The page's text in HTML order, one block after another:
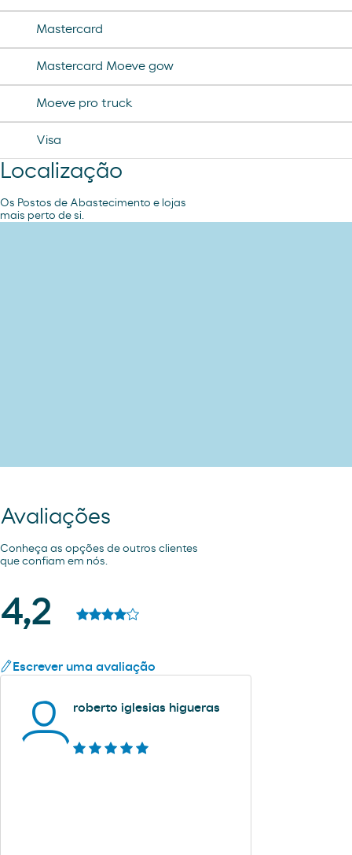
Mastercard
Mastercard Moeve gow
Moeve pro truck
Visa
Localização
Os Postos de Abastecimento e lojas
mais perto de si.
Avaliações
Conheça as opções de outros clientes
que confiam em nós.
4,2
Escrever uma avaliação
roberto iglesias higueras